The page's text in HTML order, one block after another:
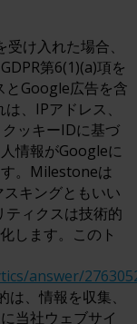
受け入れた場合、
第6(1)(a)項を
とGoogle広告を含
、IPアドレス、
ッキーIDに基づ
情報がGoogleに
。Milestoneは
キングともいい
ィクスは技術的
します。このト
answer/
、情報を収集、
当社ウェブサイ